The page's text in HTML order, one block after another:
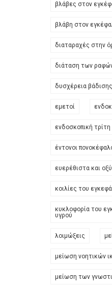
βλάβες στον
βλάβη στον
διαταραχές στην
διάταση των
δυσχέρεια βάδισης
εμετοί
ενδοσκοπική τρίτη
έντονοι
ευερέθιστα και
κοιλίες του
κυκλοφορία του
υγρού
λοιμώξεις
μείωση νοητικών
μείωση των